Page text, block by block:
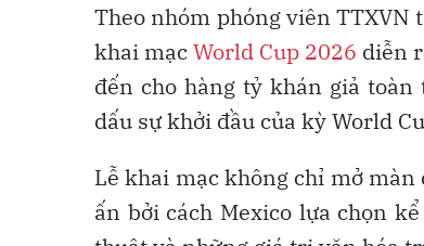
Theo nhóm phóng viên TTXVN
khai mạcWorld Cup 2026 diễn
đến cho hàng tỷ khán giả
dấu sự khởi đầu của kỳ World
Lễ khai mạc không chỉ mở
ấn bởi cách Mexico lựa chọn